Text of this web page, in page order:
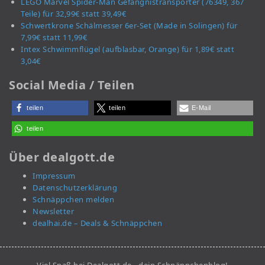
Teile) für 32,99€ statt 39,49€
Schwertkrone Schälmesser 6er-Set (Made in Solingen) für
7,99€ statt 11,99€
Intex Schwimmflügel (aufblasbar, Orange) für 1,89€ statt
3,04€
Social Media / Teilen
teilen teilen E-Mail
teilen
Über dealgott.de
Impressum
Datenschutzerklärung
Schnäppchen melden
Newsletter
dealhai.de – Deals & Schnäppchen